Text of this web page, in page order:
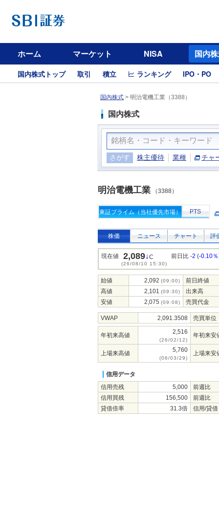
ホーム マーケット NISA 国内
国内株式トップ 取引 積立 ランキング IPO・PO
国内株式 > 明治電機工業（3388）
国内株式
さがす 株主優待 業種 チャ
明治電機工業 （3388）
東証プライム（当社優先市場） PTS
株価 ニュース チャート 評
現在値 2,089↓C
(26/08/10 15:30)
前日比 -2 (-0.10％
始値 2,092 (09:00)
前日終値
高値
2,101 (09:30)
出来高
安値
2,075 (09:08) 売買代金
VWAP 2,091.3508 売買単位
年初来高値 2,516
(26/02/12)
年初来安
上場来高値 5,760
(06/03/29)
上場来安
信用データ
信用売残
5,000
前週比
信用買残
156,500
前週比
貸借倍率
31.3倍 信用/貸借